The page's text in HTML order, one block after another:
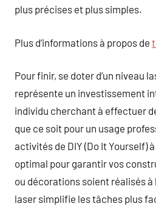
plus précises et plus simples.
Plus d’informations à propos de
Pour finir, se doter d’un niveau
représente un investissement
individu cherchant à effectuer
que ce soit pour un usage
activités de DIY (Do It Yourself)
optimal pour garantir vos
ou décorations soient réalisés
laser simplifie les tâches plus